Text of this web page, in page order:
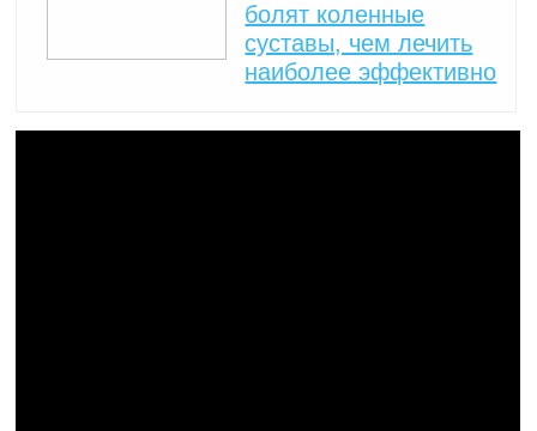
болят коленные
суставы, чем лечить
наиболее эффективно